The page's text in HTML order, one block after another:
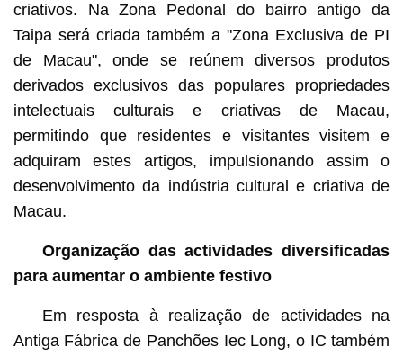
criativos. Na Zona Pedonal do bairro antigo da
Taipa será criada também a "Zona Exclusiva de PI
de Macau", onde se reúnem diversos produtos
derivados exclusivos das populares propriedades
intelectuais culturais e criativas de Macau,
permitindo que residentes e visitantes visitem e
adquiram estes artigos, impulsionando assim o
desenvolvimento da indústria cultural e criativa de
Macau.
Organização das actividades diversificadas
para aumentar o ambiente festivo
Em resposta à realização de actividades na
Antiga Fábrica de Panchões Iec Long, o IC também